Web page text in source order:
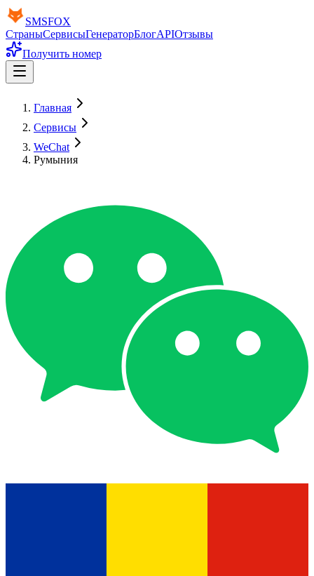
SMSFOX
СтраныСервисыГенераторБлогAPIОтзывы
Получить номер
Главная
Сервисы
WeChat
Румыния